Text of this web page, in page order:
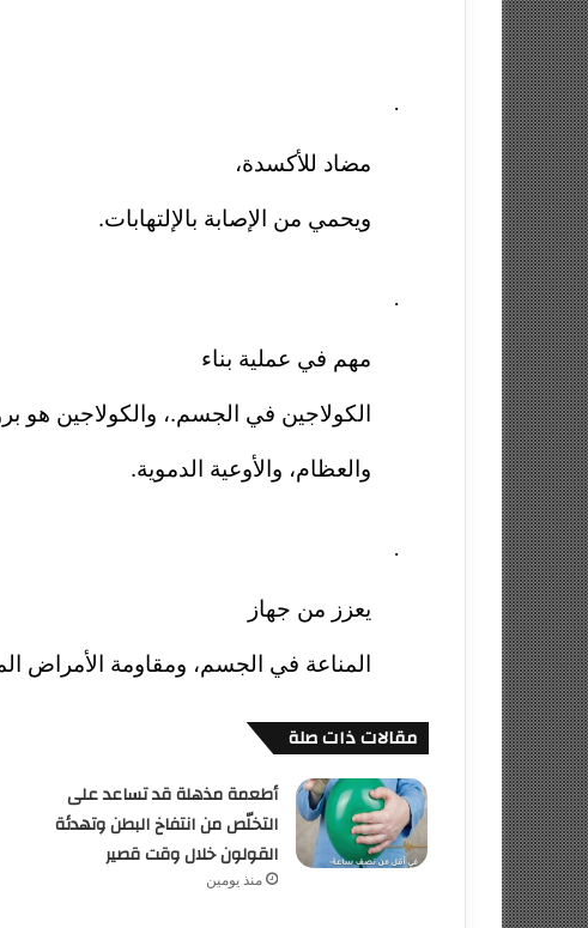
·
مضاد للأكسدة،
ويحمي من الإصابة بالإلتهابات.
·
مهم في عملية بناء
الكولاجين في الجسم.، والكولاجين هو
والعظام، والأوعية الدموية.
·
يعزز من جهاز
المناعة في الجسم، ومقاومة الأمراض
مقالات ذات صلة
أطعمة مذهلة قد تساعد على
التخلّص من انتفاخ البطن وتهدئة
القولون خلال وقت قصير
منذ يومين